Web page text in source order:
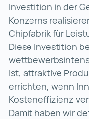
Investition in der
Konzerns
Chipfabrik für
Diese Investition
ist, attraktive
errichten, wenn
Kosteneffizienz
Damit haben wir